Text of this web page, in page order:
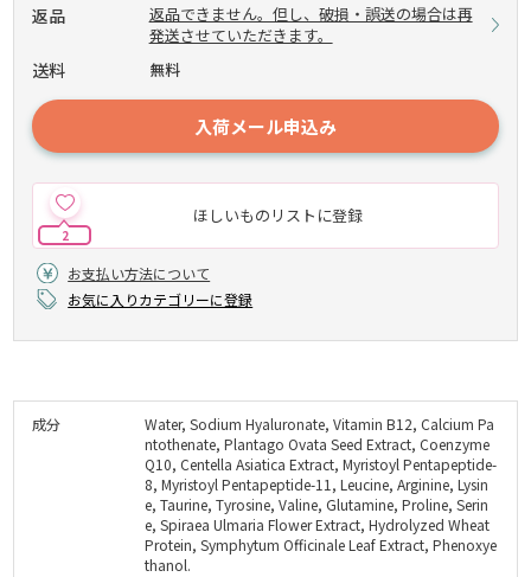
返品
返品できません。但し、破損・誤送の場合は再
発送させていただきます。
送料 無料
入荷メール申込み
ほしいものリストに登録
2
お支払い方法について
お気に入りカテゴリーに登録
成分
Water, Sodium Hyaluronate, Vitamin B12, Calcium Pa
ntothenate, Plantago Ovata Seed Extract, Coenzyme
Q10, Centella Asiatica Extract, Myristoyl Pentapeptide-
8, Myristoyl Pentapeptide-11, Leucine, Arginine, Lysin
e, Taurine, Tyrosine, Valine, Glutamine, Proline, Serin
e, Spiraea Ulmaria Flower Extract, Hydrolyzed Wheat
Protein, Symphytum Officinale Leaf Extract, Phenoxye
thanol.